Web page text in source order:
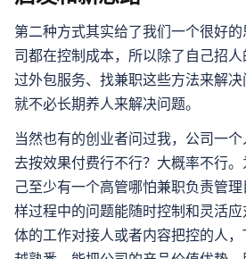
第二种方式其实给了我们一个很好
司都在控制成本，所以除了自己招
过外包服务、找兼职这些方法来解决
就不必长期养人来解决问题。
当然也有的创业者问过我，公司一
去按效果付费行不行？大概率不行
己至少有一个高管哪怕兼职负责管
样过程中的问题能随时控制和灵活
体的工作对接人或者内容把控的人